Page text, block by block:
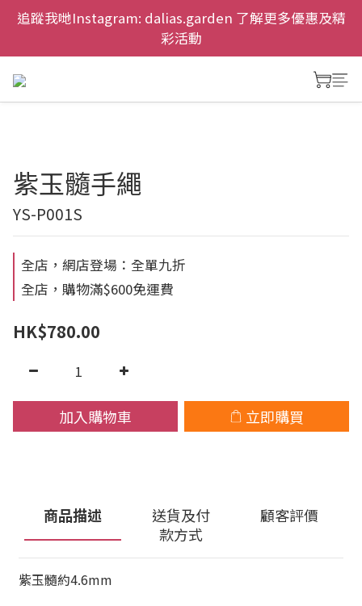
慶祝元朗新店開幕，網上首次購物九折兼免運費。
追蹤我哋Instagram: dalias.garden 了解更多優惠及精
彩活動
慶祝元朗新店開幕，網上首次購物九折兼免運費。
紫玉髓手繩
YS-P001S
全店，網店登場：全單九折
全店，購物滿$600免運費
HK$780.00
加入購物車 立即購買
商品描述
送貨及付
款方式
顧客評價
紫玉髓約4.6mm